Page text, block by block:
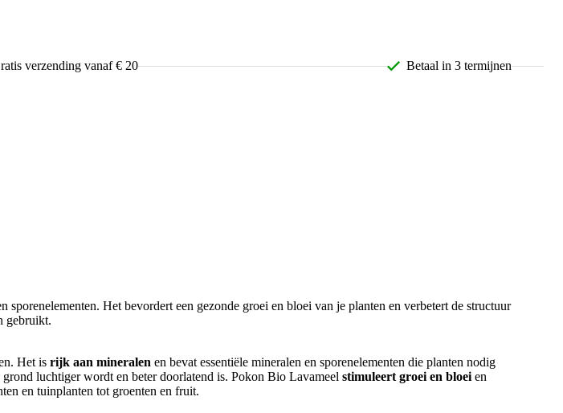
verzending vanaf € 20
Betaal in 3 termijnen
Het bevordert een gezonde groei en bloei van je planten en verbetert de structuur
gebruikt.
Het is rijk aan mineralen en bevat essentiële mineralen en sporenelementen die planten nodig
grond luchtiger wordt en beter doorlatend is. Pokon Bio Lavameel stimuleert groei en bloei en
en tuinplanten tot groenten en fruit.